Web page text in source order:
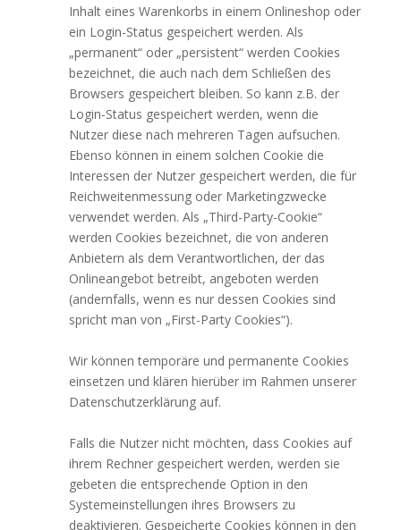
Inhalt eines Warenkorbs in einem Onlineshop oder
ein Login-Status gespeichert werden. Als
„permanent“ oder „persistent“ werden Cookies
bezeichnet, die auch nach dem Schließen des
Browsers gespeichert bleiben. So kann z.B. der
Login-Status gespeichert werden, wenn die
Nutzer diese nach mehreren Tagen aufsuchen.
Ebenso können in einem solchen Cookie die
Interessen der Nutzer gespeichert werden, die für
Reichweitenmessung oder Marketingzwecke
verwendet werden. Als „Third-Party-Cookie“
werden Cookies bezeichnet, die von anderen
Anbietern als dem Verantwortlichen, der das
Onlineangebot betreibt, angeboten werden
(andernfalls, wenn es nur dessen Cookies sind
spricht man von „First-Party Cookies“).
Wir können temporäre und permanente Cookies
einsetzen und klären hierüber im Rahmen unserer
Datenschutzerklärung auf.
Falls die Nutzer nicht möchten, dass Cookies auf
ihrem Rechner gespeichert werden, werden sie
gebeten die entsprechende Option in den
Systemeinstellungen ihres Browsers zu
deaktivieren. Gespeicherte Cookies können in den